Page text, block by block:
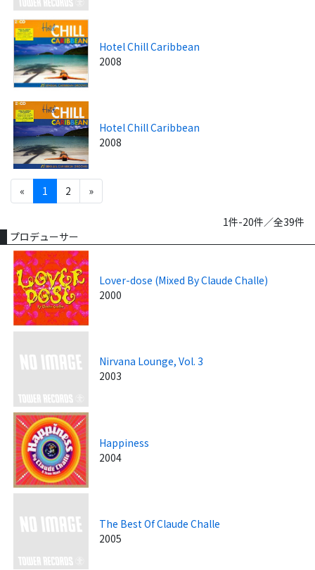
Hotel Chill Caribbean
2008
Hotel Chill Caribbean
2008
« 1 2 »
1件-20件／全39件
プロデューサー
Lover-dose (Mixed By Claude Challe)
2000
Nirvana Lounge, Vol. 3
2003
Happiness
2004
The Best Of Claude Challe
2005